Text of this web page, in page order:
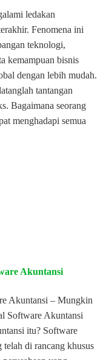
ledakan
Fenomena ini
teknologi,
kemampuan bisnis
dengan lebih mudah.
tantangan
Bagaimana seorang
menghadapi semua
Akuntansi
Akuntansi – Mungkin
Software Akuntansi
itu? Software
di rancang khusus